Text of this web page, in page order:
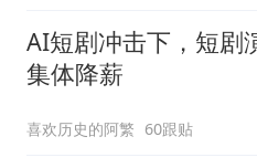
AI短剧冲击下，短剧
集体降薪
喜欢历史的阿繁 60跟贴